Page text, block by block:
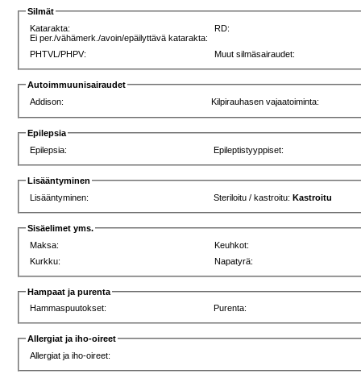
Silmät
Katarakta:
Ei per./vähämerk./avoin/epäilyttävä katarakta:
RD:
PHTVL/PHPV: Muut silmäsairaudet:
Autoimmuunisairaudet
Addison:
Kilpirauhasen vajaatoiminta:
Epilepsia
Epilepsia:
Epileptistyyppiset:
Lisääntyminen
Lisääntyminen:
Steriloitu / kastroitu:Kastroitu
Sisäelimet yms.
Maksa:
Keuhkot:
Kurkku:
Napatyrä:
Hampaat ja purenta
Hammaspuutokset:
Purenta:
Allergiat ja iho-oireet
Allergiat ja iho-oireet: